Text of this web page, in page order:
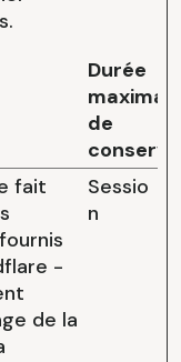
Durée
de
fait
-
de la
Sessio
n